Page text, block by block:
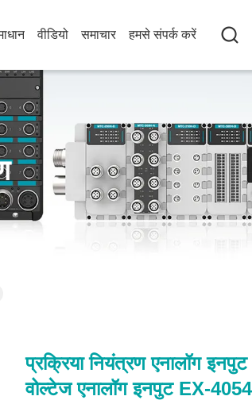
वीडियो समाचार हमसे संपर्क करें
प्रक्रिया नियंत्रण एनालॉग
वोल्टेज एनालॉग इनपुट EX-4054